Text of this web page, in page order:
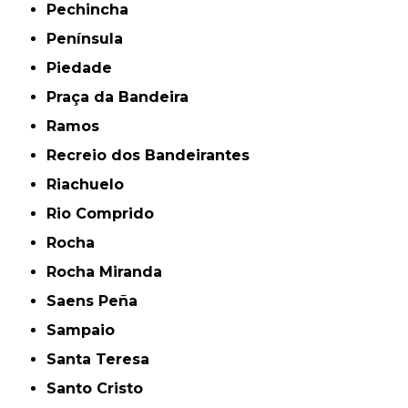
Pechincha
Península
Piedade
Praça da Bandeira
Ramos
Recreio dos Bandeirantes
Riachuelo
Rio Comprido
Rocha
Rocha Miranda
Saens Peña
Sampaio
Santa Teresa
Santo Cristo